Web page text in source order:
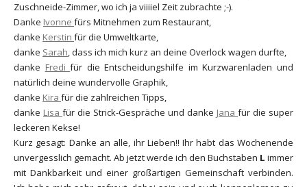
Zuschneide-Zimmer, wo ich ja viiiiel Zeit zubrachte ;-).
Danke Ivonne fürs Mitnehmen zum Restaurant,
danke Kerstin für die Umweltkarte,
danke Sarah, dass ich mich kurz an deine Overlock wagen durfte,
danke Fredifür die Entscheidungshilfe im Kurzwarenladen und
natürlich deine wundervolle Graphik,
danke Kira für die zahlreichen Tipps,
danke Lisa für die Strick-Gespräche und danke Jana für die super
leckeren Kekse!
Kurz gesagt: Danke an alle, ihr Lieben!! Ihr habt das Wochenende
unvergesslich gemacht. Ab jetzt werde ich den Buchstaben L immer
mit Dankbarkeit und einer großartigen Gemeinschaft verbinden.